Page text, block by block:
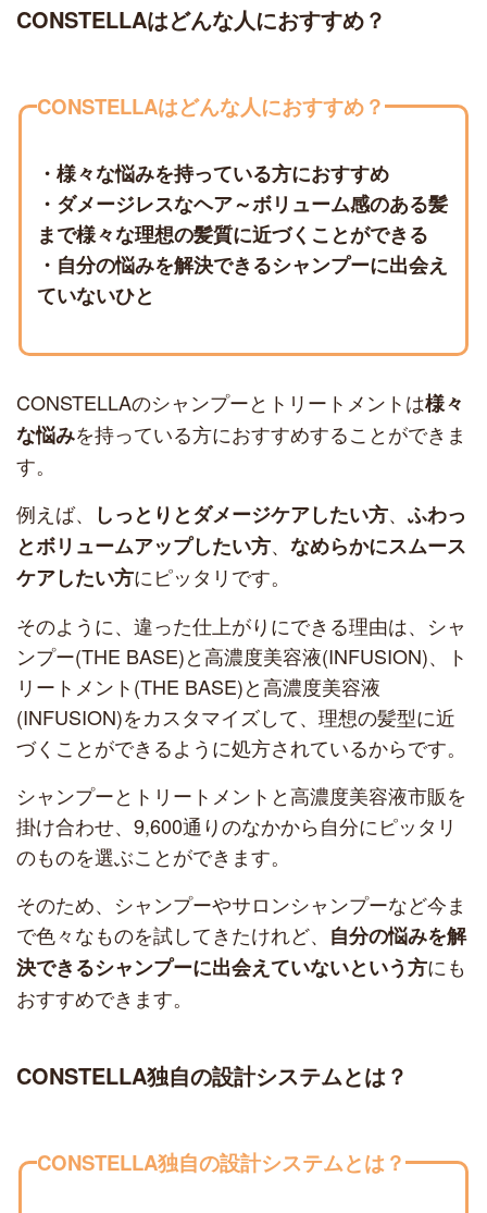
CONSTELLAはどんな人におすすめ？
CONSTELLAはどんな人におすすめ？
・様々な悩みを持っている方におすすめ
・ダメージレスなヘア～ボリューム感のある髪
まで様々な理想の髪質に近づくことができる
・自分の悩みを解決できるシャンプーに出会え
ていないひと
CONSTELLAのシャンプーとトリートメントは様々
な悩みを持っている方におすすめすることができま
す。
例えば、
しっとりとダメージケアしたい方、 ふわっ
とボリュームアップしたい方、 なめらかにスムース
ケアしたい方にピッタリです。
そのように、違った仕上がりにできる理由は、シャ
ンプー(THE BASE)と高濃度美容液(INFUSION)、ト
リートメント(THE BASE)と高濃度美容液
(INFUSION)をカスタマイズして、理想の髪型に近
づくことができるように処方されているからです。
シャンプーとトリートメントと高濃度美容液市販を
掛け合わせ、9,600通りのなかから自分にピッタリ
のものを選ぶことができます。
そのため、シャンプーやサロンシャンプーなど今ま
で色々なものを試してきたけれど、 自分の悩みを解
決できるシャンプーに出会えていないという方にも
おすすめできます。
CONSTELLA独自の設計システムとは？
CONSTELLA独自の設計システムとは？